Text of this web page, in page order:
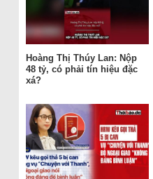
Hoàng Thị Thúy Lan: Nộp
48 tỷ, có phải tín hiệu đặc
xá?